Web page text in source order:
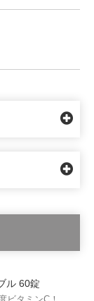
ル 60錠